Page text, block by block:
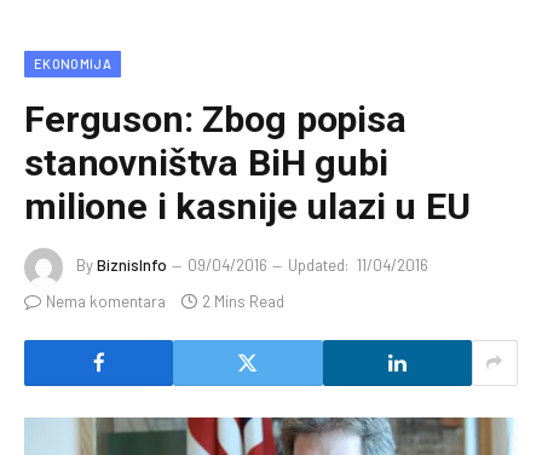
EKONOMIJA
Ferguson: Zbog popisa
stanovništva BiH gubi
milione i kasnije ulazi u EU
ByBiznisInfo 09/04/2016 Updated: 11/04/2016
Nema komentara
2 Mins Read